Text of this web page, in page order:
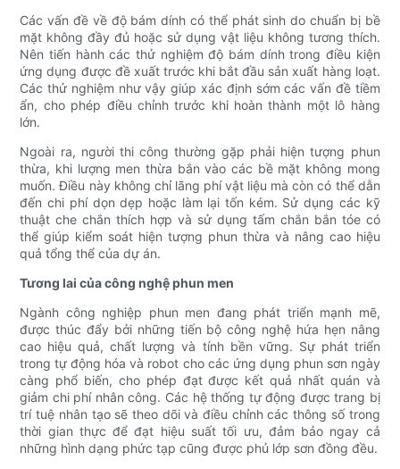
Các vấn đề về độ bám dính có thể phát sinh do chuẩn bị bề
mặt không đầy đủ hoặc sử dụng vật liệu không tương thích.
Nên tiến hành các thử nghiệm độ bám dính trong điều kiện
ứng dụng được đề xuất trước khi bắt đầu sản xuất hàng loạt.
Các thử nghiệm như vậy giúp xác định sớm các vấn đề tiềm
ẩn, cho phép điều chỉnh trước khi hoàn thành một lô hàng
lớn.
Ngoài ra, người thi công thường gặp phải hiện tượng phun
thừa, khi lượng men thừa bắn vào các bề mặt không mong
muốn. Điều này không chỉ lãng phí vật liệu mà còn có thể dẫn
đến chi phí dọn dẹp hoặc làm lại tốn kém. Sử dụng các kỹ
thuật che chắn thích hợp và sử dụng tấm chắn bắn tóe có
thể giúp kiểm soát hiện tượng phun thừa và nâng cao hiệu
quả tổng thể của dự án.
Tương lai của công nghệ phun men
Ngành công nghiệp phun men đang phát triển mạnh mẽ,
được thúc đẩy bởi những tiến bộ công nghệ hứa hẹn nâng
cao hiệu quả, chất lượng và tính bền vững. Sự phát triển
trong tự động hóa và robot cho các ứng dụng phun sơn ngày
càng phổ biến, cho phép đạt được kết quả nhất quán và
giảm chi phí nhân công. Các hệ thống tự động được trang bị
trí tuệ nhân tạo sẽ theo dõi và điều chỉnh các thông số trong
thời gian thực để đạt hiệu suất tối ưu, đảm bảo ngay cả
những hình dạng phức tạp cũng được phủ lớp sơn đồng đều.